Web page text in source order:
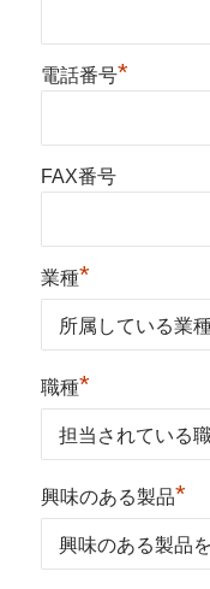
電話番号*
FAX番号
業種*
職種*
興味のある製品*